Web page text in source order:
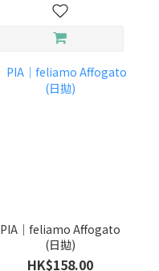
PIA｜feliamo Affogato
(日拋)
HK$158.00